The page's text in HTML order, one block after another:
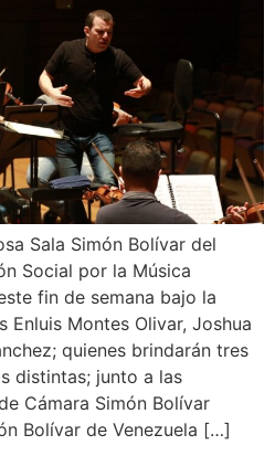
Sala Simón Bolívar del
Social por la Música
fin de semana bajo la
Montes Olivar, Joshua
quienes brindarán tres
distintas; junto a las
Cámara Simón Bolívar
Bolívar de Venezuela […]